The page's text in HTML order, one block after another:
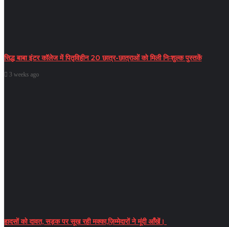
सिद्ध बाबा इंटर कॉलेज में पितृविहीन 20 छात्र-छात्राओं को मिली निःशुल्क पुस्तकें
3 weeks ago
हादसों को दावत, सड़क पर सूख रही मक्का,ज़िम्मेदारों ने मूंदी आँखें।